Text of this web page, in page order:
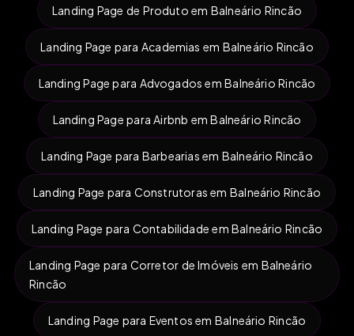
Landing Page de Produto em Balneário Rincão
Landing Page para Academias em Balneário Rincão
Landing Page para Advogados em Balneário Rincão
Landing Page para Airbnb em Balneário Rincão
Landing Page para Barbearias em Balneário Rincão
Landing Page para Construtoras em Balneário Rincão
Landing Page para Contabilidade em Balneário Rincão
Landing Page para Corretor de Imóveis em Balneário
Rincão
Landing Page para Eventos em Balneário Rincão